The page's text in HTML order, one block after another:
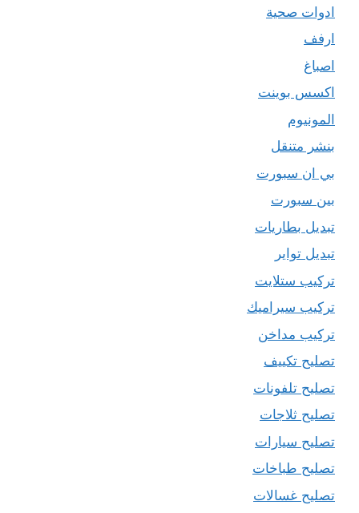
ادوات صحية
ارفف
اصباغ
اكسس بوينت
المونيوم
بنشر متنقل
بي ان سبورت
بين سبورت
تبديل بطاريات
تبديل تواير
تركيب ستلايت
تركيب سيراميك
تركيب مداخن
تصليح تكييف
تصليح تلفونات
تصليح ثلاجات
تصليح سيارات
تصليح طباخات
تصليح غسالات